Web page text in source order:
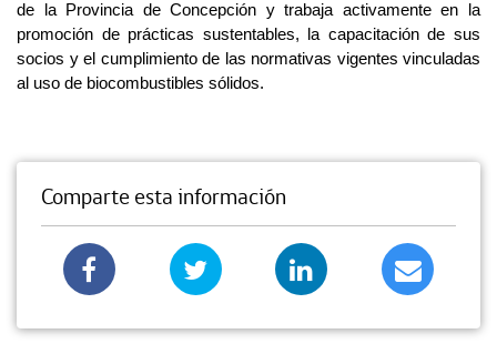
de la Provincia de Concepción y trabaja activamente en la
promoción de prácticas sustentables, la capacitación de sus
socios y el cumplimiento de las normativas vigentes vinculadas
al uso de biocombustibles sólidos.
Comparte esta información